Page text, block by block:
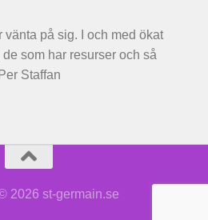
på sig. I och med ökat
som har resurser och så
Staffan
2026 st-germain.se